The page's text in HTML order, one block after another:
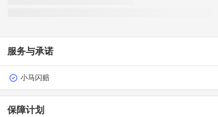
服务与承诺
小马闪赔
保障计划